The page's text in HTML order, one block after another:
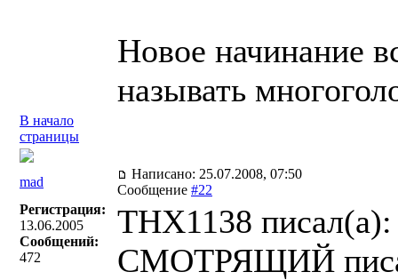
Новое начинание
называть
В начало
страницы
mad
Написано: 25.07.2008, 07:50
Сообщение #22
Регистрация:
13.06.2005
Сообщений:
472
THX1138 писал(a):
СМОТРЯЩИЙ